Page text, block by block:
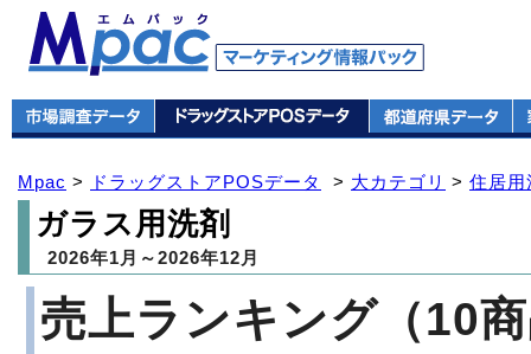
Mpac > ドラッグストアPOSデータ > 大カテゴリ > 住居用
ガラス用洗剤
2026年1月～2026年12月
売上ランキング（10